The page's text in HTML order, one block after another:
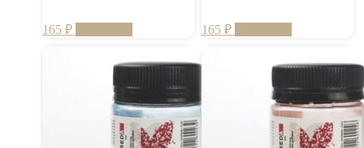
165 ₽ 165 ₽